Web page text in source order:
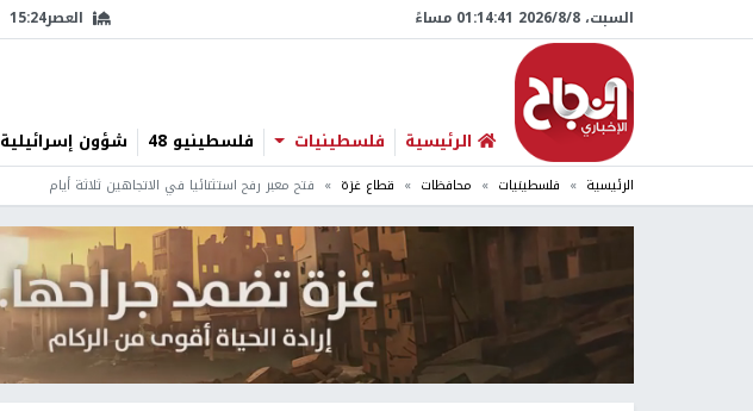
السبت، 8/‏8/‏2026 01:14:42 مساءً العصر15:24
الرئيسية فلسطينيات فلسطينيو 48 شؤون إسرائيلية
الرئيسية فلسطينيات محافظات قطاع غزة فتح معبر رفح استثنائيا في الاتجاهين ثلاثة أيام